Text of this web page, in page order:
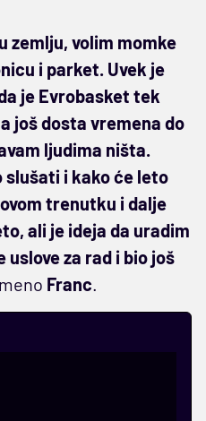
zemlju, volim momke
i parket. Uvek je
je Evrobasket tek
još dosta vremena do
ljudima ništa.
slušati i kako će leto
trenutku i dalje
ali je ideja da uradim
uslove za rad i bio još
Franc.